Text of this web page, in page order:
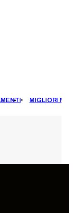
MIGLIORI